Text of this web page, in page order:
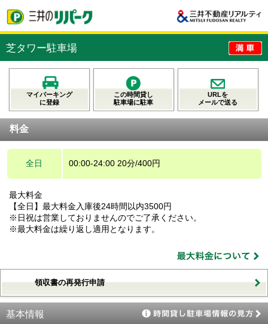
芝タワー駐車場
マイパーキング
に登録
この時間貸し
駐車場に駐車
URLを
メールで送る
料金
全日 00:00-24:00 20分/400円
最大料金
【全日】最大料金入庫後24時間以内3500円
※日祝は営業しておりませんのでご了承ください。
※最大料金は繰り返し適用となります。
領収書の再発行申請
基本情報